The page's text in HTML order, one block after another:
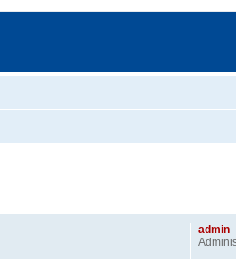
admin